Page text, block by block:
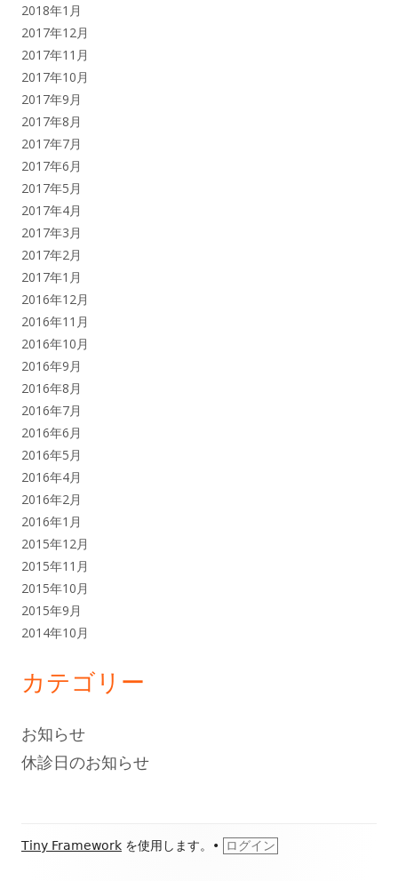
2018年1月
2017年12月
2017年11月
2017年10月
2017年9月
2017年8月
2017年7月
2017年6月
2017年5月
2017年4月
2017年3月
2017年2月
2017年1月
2016年12月
2016年11月
2016年10月
2016年9月
2016年8月
2016年7月
2016年6月
2016年5月
2016年4月
2016年2月
2016年1月
2015年12月
2015年11月
2015年10月
2015年9月
2014年10月
カテゴリー
お知らせ
休診日のお知らせ
フ
Tiny Framework を使用します。 • ログイン